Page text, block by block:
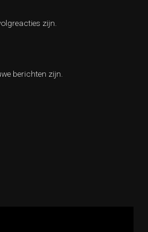
zijn.
berichten zijn.